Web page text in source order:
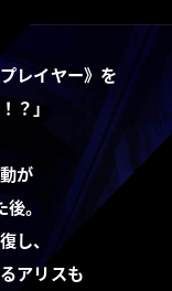
レイヤー》を
？」
が
。
し、
アリスも